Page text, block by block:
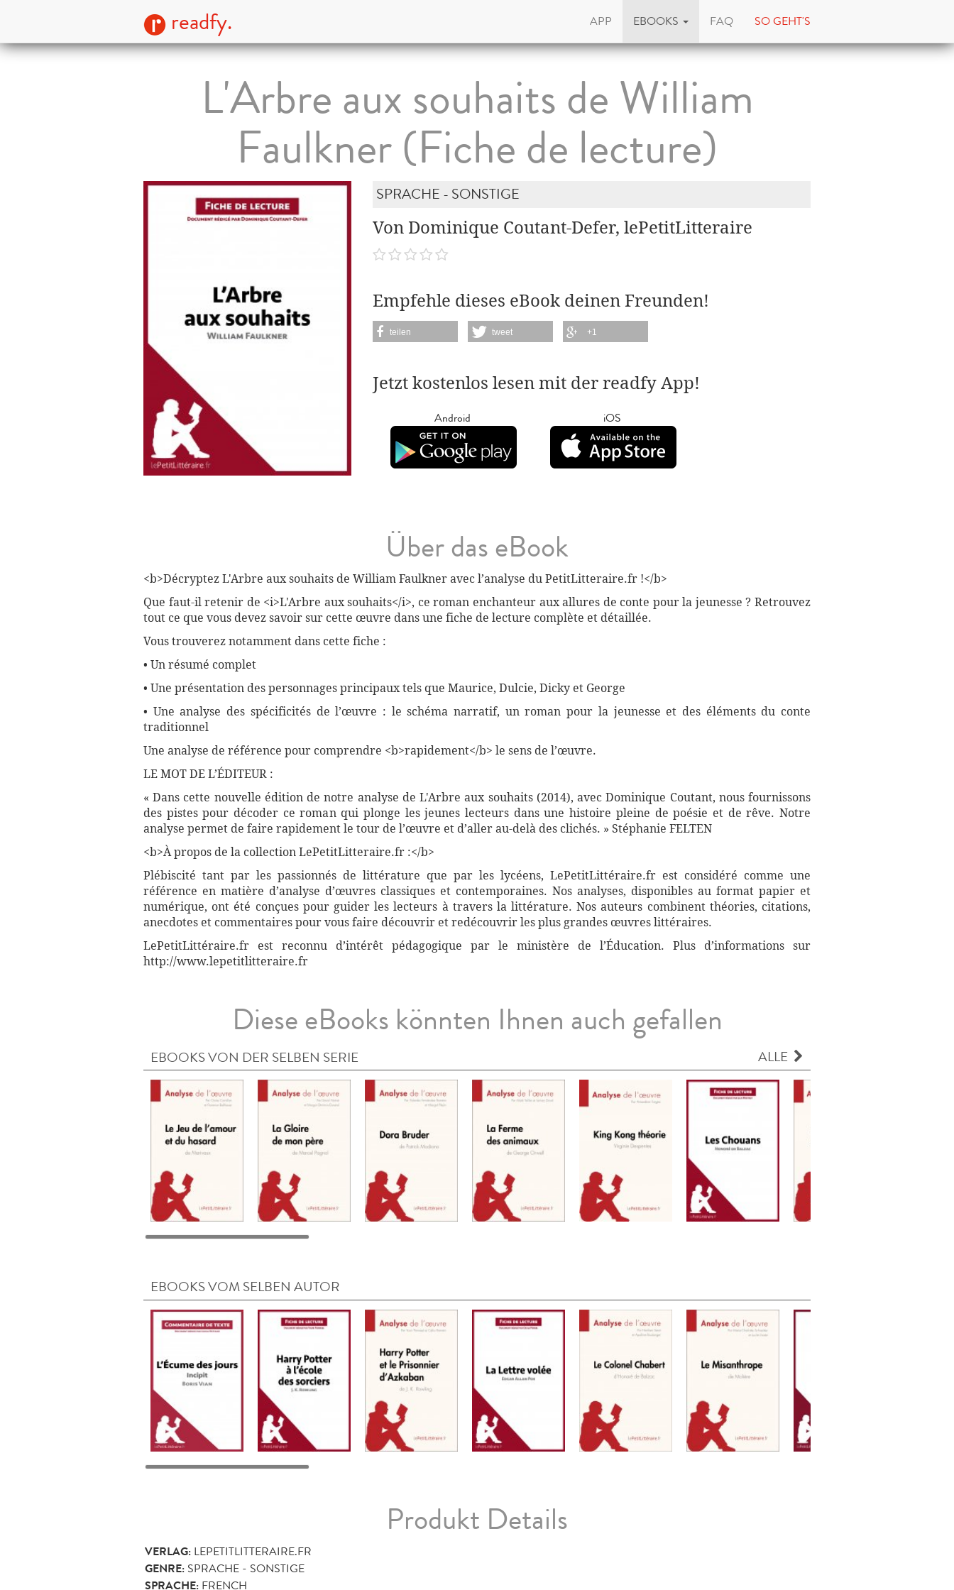
readfy. APP EBOOKS FAQ SO GEHT'S
L'Arbre aux souhaits de William
Faulkner (Fiche de lecture)
SPRACHE - SONSTIGE
Von Dominique Coutant-Defer, lePetitLitteraire
Empfehle dieses eBook deinen Freunden!
teilen tweet +1
Jetzt kostenlos lesen mit der readfy App!
Android iOS
Über das eBook
<b>Décryptez L'Arbre aux souhaits de William Faulkner avec l’analyse du PetitLitteraire.fr !</b>
Que faut-il retenir de <i>L'Arbre aux souhaits</i>, ce roman enchanteur aux allures de conte pour la jeunesse ? Retrouvez
tout ce que vous devez savoir sur cette œuvre dans une fiche de lecture complète et détaillée.
Vous trouverez notamment dans cette fiche :
• Un résumé complet
• Une présentation des personnages principaux tels que Maurice, Dulcie, Dicky et George
• Une analyse des spécificités de l’œuvre : le schéma narratif, un roman pour la jeunesse et des éléments du conte
traditionnel
Une analyse de référence pour comprendre <b>rapidement</b> le sens de l’œuvre.
LE MOT DE L’ÉDITEUR :
« Dans cette nouvelle édition de notre analyse de L'Arbre aux souhaits (2014), avec Dominique Coutant, nous fournissons
des pistes pour décoder ce roman qui plonge les jeunes lecteurs dans une histoire pleine de poésie et de rêve. Notre
analyse permet de faire rapidement le tour de l’œuvre et d’aller au-delà des clichés. » Stéphanie FELTEN
<b>À propos de la collection LePetitLitteraire.fr :</b>
Plébiscité tant par les passionnés de littérature que par les lycéens, LePetitLittéraire.fr est considéré comme une
référence en matière d’analyse d’œuvres classiques et contemporaines. Nos analyses, disponibles au format papier et
numérique, ont été conçues pour guider les lecteurs à travers la littérature. Nos auteurs combinent théories, citations,
anecdotes et commentaires pour vous faire découvrir et redécouvrir les plus grandes œuvres littéraires.
LePetitLittéraire.fr est reconnu d’intérêt pédagogique par le ministère de l’Éducation. Plus d’informations sur
http://www.lepetitlitteraire.fr
Diese eBooks könnten Ihnen auch gefallen
EBOOKS VON DER SELBEN SERIE ALLE
EBOOKS VOM SELBEN AUTOR
Produkt Details
VERLAG: LEPETITLITTERAIRE.FR
GENRE: SPRACHE - SONSTIGE
SPRACHE: FRENCH